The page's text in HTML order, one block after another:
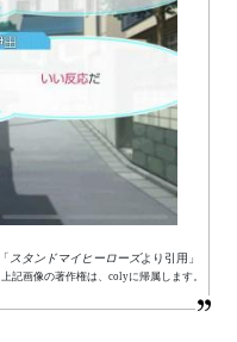
「 スタンドマイヒーローズより引用」
上記画像の著作権は、colyに帰属します。